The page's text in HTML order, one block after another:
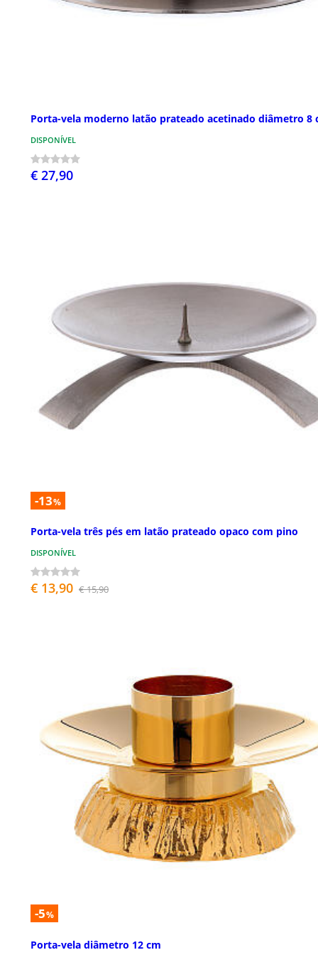
Porta-vela moderno latão prateado acetinado diâmetro 8
DISPONÍVEL
€ 27,90
-13%
Porta-vela três pés em latão prateado opaco com pino
DISPONÍVEL
€ 13,90 € 15,90
-5%
Porta-vela diâmetro 12 cm